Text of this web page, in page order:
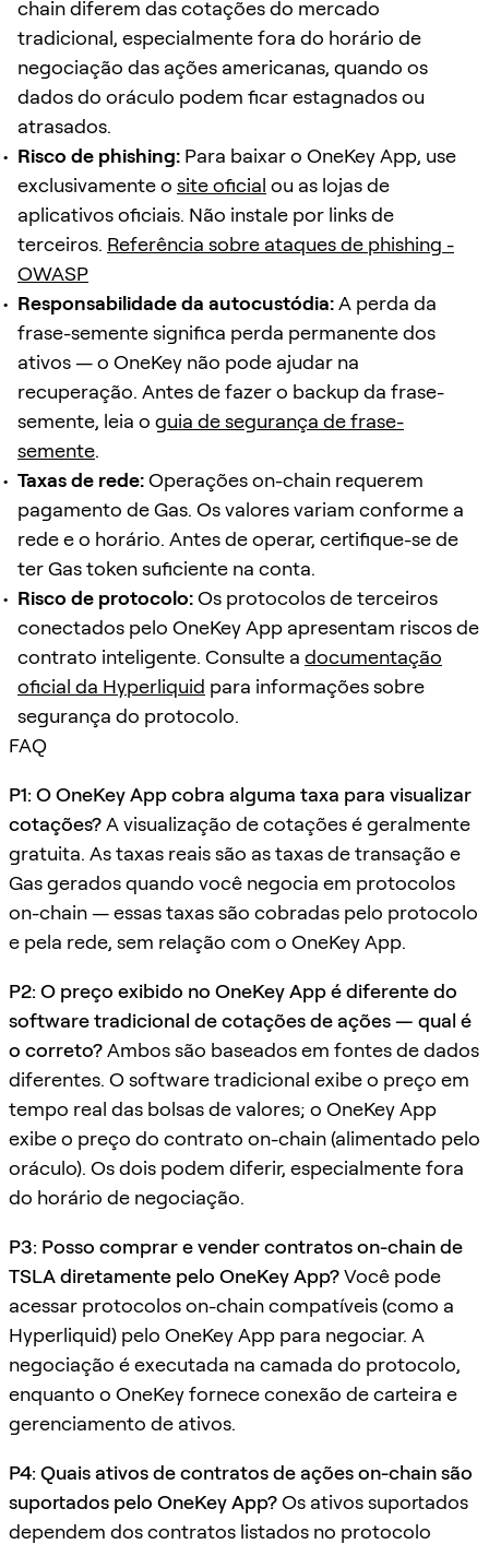
chain diferem das cotações do mercado
tradicional, especialmente fora do horário de
negociação das ações americanas, quando os
dados do oráculo podem ficar estagnados ou
atrasados.
Risco de phishing: Para baixar o OneKey App, use
exclusivamente o site oficial ou as lojas de
aplicativos oficiais. Não instale por links de
terceiros. Referência sobre ataques de phishing -
OWASP
Responsabilidade da autocustódia:A perda da
frase-semente significa perda permanente dos
ativos — o OneKey não pode ajudar na
recuperação. Antes de fazer o backup da frase-
semente, leia o guia de segurança de frase-
semente.
Taxas de rede:Operações on-chain requerem
pagamento de Gas. Os valores variam conforme a
rede e o horário. Antes de operar, certifique-se de
ter Gas token suficiente na conta.
Risco de protocolo:Os protocolos de terceiros
conectados pelo OneKey App apresentam riscos de
contrato inteligente. Consulte a documentação
oficial da Hyperliquid para informações sobre
segurança do protocolo.
FAQ
P1: O OneKey App cobra alguma taxa para visualizar
cotações?A visualização de cotações é geralmente
gratuita. As taxas reais são as taxas de transação e
Gas gerados quando você negocia em protocolos
on-chain — essas taxas são cobradas pelo protocolo
e pela rede, sem relação com o OneKey App.
P2: O preço exibido no OneKey App é diferente do
software tradicional de cotações de ações — qual é
o correto?Ambos são baseados em fontes de dados
diferentes. O software tradicional exibe o preço em
tempo real das bolsas de valores; o OneKey App
exibe o preço do contrato on-chain (alimentado pelo
oráculo). Os dois podem diferir, especialmente fora
do horário de negociação.
P3: Posso comprar e vender contratos on-chain de
TSLA diretamente pelo OneKey App?Você pode
acessar protocolos on-chain compatíveis (como a
Hyperliquid) pelo OneKey App para negociar. A
negociação é executada na camada do protocolo,
enquanto o OneKey fornece conexão de carteira e
gerenciamento de ativos.
P4: Quais ativos de contratos de ações on-chain são
suportados pelo OneKey App?Os ativos suportados
dependem dos contratos listados no protocolo